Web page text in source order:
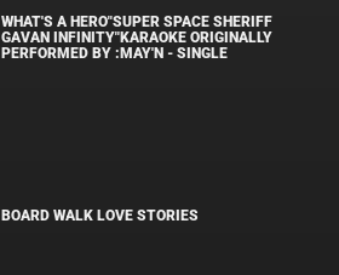
WHAT'S A HERO"SUPER SPACE SHERIFF
GAVAN INFINITY"KARAOKE ORIGINALLY
PERFORMED BY :MAY'N - SINGLE
BOARD WALK LOVE STORIES